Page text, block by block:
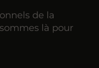
de la
là pour